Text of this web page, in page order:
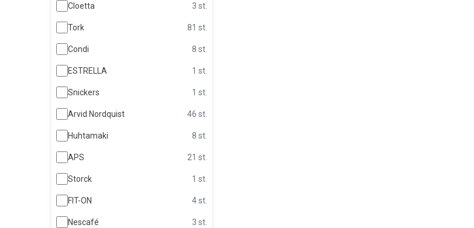
Cloetta 3 st.
Tork 81 st.
Condi 8 st.
ESTRELLA 1 st.
Snickers 1 st.
Arvid Nordquist 46 st.
Huhtamaki 8 st.
APS 21 st.
Storck 1 st.
FIT-ON 4 st.
Nescafé 3 st.